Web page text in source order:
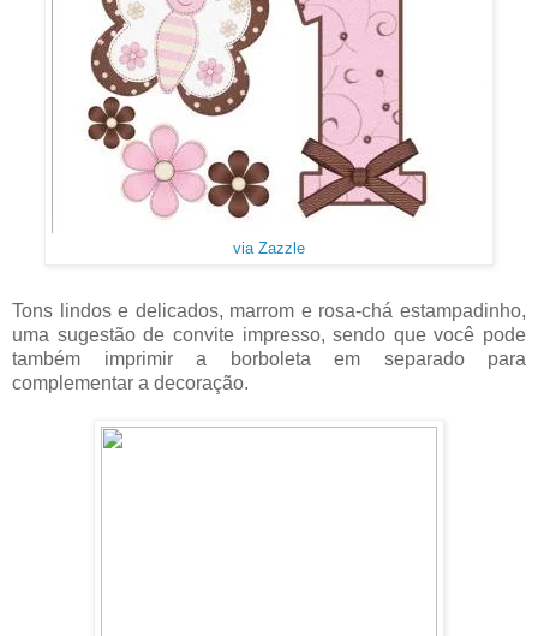
via Zazzle
Tons lindos e delicados, marrom e rosa-chá estampadinho,
uma sugestão de convite impresso, sendo que você pode
também imprimir a borboleta em separado para
complementar a decoração.